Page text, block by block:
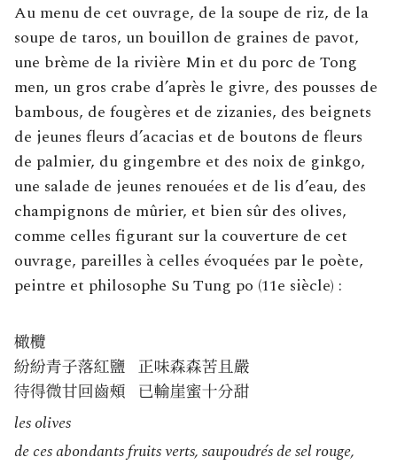
Au menu de cet ouvrage, de la soupe de riz, de la
soupe de taros, un bouillon de graines de pavot,
une brème de la rivière Min et du porc de Tong
men, un gros crabe d’après le givre, des pousses de
bambous, de fougères et de zizanies, des beignets
de jeunes fleurs d’acacias et de boutons de fleurs
de palmier, du gingembre et des noix de ginkgo,
une salade de jeunes renouées et de lis d’eau, des
champignons de mûrier, et bien sûr des olives,
comme celles figurant sur la couverture de cet
ouvrage, pareilles à celles évoquées par le poète,
peintre et philosophe Su Tung po (11e siècle) :
les olives
de ces abondants fruits verts, saupoudrés de sel rouge,